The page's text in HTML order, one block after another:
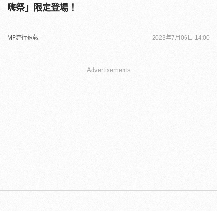
嗨祭」限定登場！
MF流行速報 2023年7月06日 14:00
Advertisements